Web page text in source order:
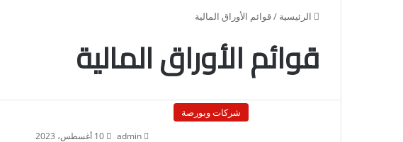
الرئيسية /قوائم الأوراق المالية
قوائم الأوراق المالية
شركات وبورصة
admin 10 أغسطس، 2023